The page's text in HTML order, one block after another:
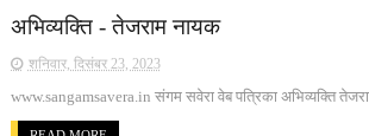
अभिव्यक्ति - तेजराम नायक
शनिवार, दिसंबर 23, 2023
www.sangamsavera.in संगम सवेरा वेब पत्रिका अभिव्यक्ति